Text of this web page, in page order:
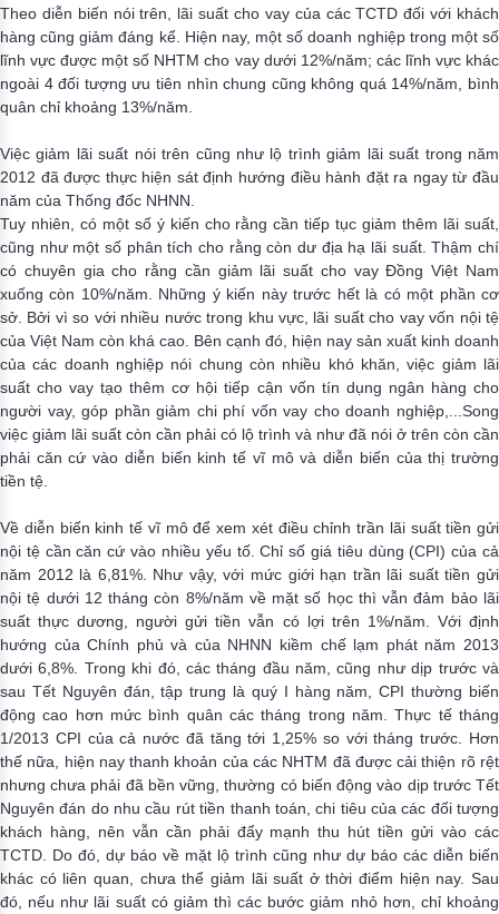
Theo diễn biến nói trên, lãi suất cho vay của các TCTD đối với khách
hàng cũng giảm đáng kể. Hiện nay, một số doanh nghiệp trong một số
lĩnh vực được một số NHTM cho vay dưới 12%/năm; các lĩnh vực khác
ngoài 4 đối tượng ưu tiên nhìn chung cũng không quá 14%/năm, bình
quân chỉ khoảng 13%/năm.
Việc giảm lãi suất nói trên cũng như lộ trình giảm lãi suất trong năm
2012 đã được thực hiện sát định hướng điều hành đặt ra ngay từ đầu
năm của Thống đốc NHNN.
Tuy nhiên, có một số ý kiến cho rằng cần tiếp tục giảm thêm lãi suất,
cũng như một số phân tích cho rằng còn dư địa hạ lãi suất. Thậm chí
có chuyên gia cho rằng cần giảm lãi suất cho vay Đồng Việt Nam
xuống còn 10%/năm. Những ý kiến này trước hết là có một phần cơ
sở. Bởi vì so với nhiều nước trong khu vực, lãi suất cho vay vốn nội tệ
của Việt Nam còn khá cao. Bên cạnh đó, hiện nay sản xuất kinh doanh
của các doanh nghiệp nói chung còn nhiều khó khăn, việc giảm lãi
suất cho vay tạo thêm cơ hội tiếp cận vốn tín dụng ngân hàng cho
người vay, góp phần giảm chi phí vốn vay cho doanh nghiệp,...Song
việc giảm lãi suất còn cần phải có lộ trình và như đã nói ở trên còn cần
phải căn cứ vào diễn biến kinh tế vĩ mô và diễn biến của thị trường
tiền tệ.
Về diễn biến kinh tế vĩ mô để xem xét điều chỉnh trần lãi suất tiền gửi
nội tệ cần căn cứ vào nhiều yếu tố. Chỉ số giá tiêu dùng (CPI) của cả
năm 2012 là 6,81%. Như vậy, với mức giới hạn trần lãi suất tiền gửi
nội tệ dưới 12 tháng còn 8%/năm về mặt số học thì vẫn đảm bảo lãi
suất thực dương, người gửi tiền vẫn có lợi trên 1%/năm. Với định
hướng của Chính phủ và của NHNN kiềm chế lạm phát năm 2013
dưới6,8%.
Trong khi đó, các tháng đầu năm, cũng như dịp trước và
sau Tết Nguyên đán, tập trung là quý I hàng năm, CPI thường biến
động cao hơn mức bình quân các tháng trong năm. Thực tế tháng
1/2013 CPI của cả nước đã tăng tới 1,25% so với tháng trước. Hơn
thế nữa, hiện nay thanh khoản của các NHTM đã được cải thiện rõ rệt
nhưng chưa phải đã bền vững, thường có biến động vào dịp trước Tết
Nguyên đán do nhu cầu rút tiền thanh toán, chi tiêu của các đối tượng
khách hàng, nên vẫn cần phải đẩy mạnh thu hút tiền gửi vào các
TCTD. Do đó, dự báo về mặt lộ trình cũng như dự báo các diễn biến
khác có liên quan, chưa thể giảm lãi suất ở thời điểm hiện nay. Sau
đó, nếu như lãi suất có giảm thì các bước giảm nhỏ hơn, chỉ khoảng